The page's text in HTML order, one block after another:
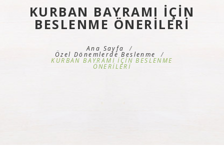
KURBAN BAYRAMI İÇİN
BESLENME ÖNERİLERİ
Ana Sayfa
Özel Dönemlerde Beslenme
KURBAN BAYRAMI İÇİN BESLENME
ÖNERİLERİ